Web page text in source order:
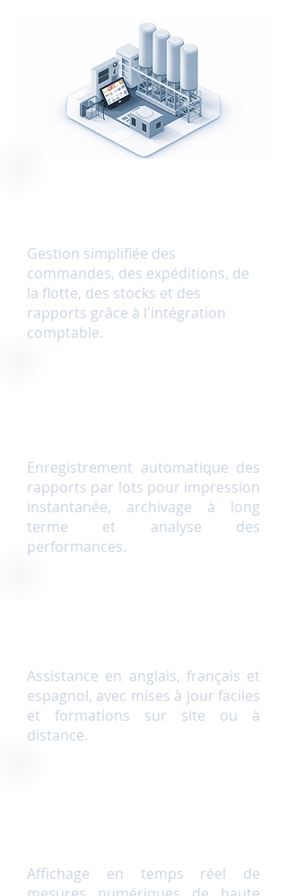
Gestion simplifiée des
commandes, des expéditions, de
la flotte, des stocks et des
rapports grâce à l'intégration
comptable.
Enregistrement automatique des
rapports par lots pour impression
instantanée, archivage à long
terme et analyse des
performances.
Assistance en anglais, français et
espagnol, avec mises à jour faciles
et formations sur site ou à
distance.
Affichage en temps réel de